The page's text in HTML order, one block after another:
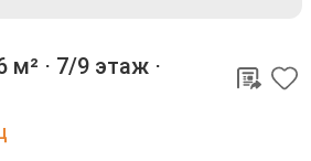
м² ⋅ 7/9 этаж ⋅